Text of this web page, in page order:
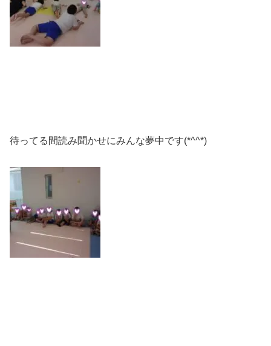
待ってる間読み聞かせにみんな夢中です(*^^*)